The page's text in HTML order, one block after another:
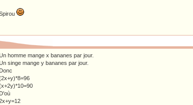
homme mange x bananes par jour.
singe mange y bananes par jour.
Donc
D'où